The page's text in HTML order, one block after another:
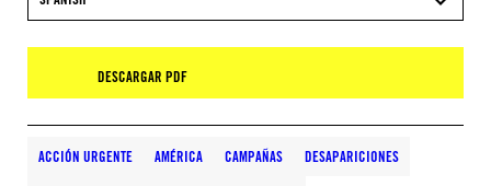
DESCARGAR PDF
ACCIÓN URGENTE AMÉRICA CAMPAÑAS DESAPARICIONES